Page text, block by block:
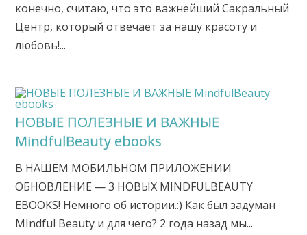
конечно, считаю, что это важнейший Сакральный
Центр, который отвечает за нашу красоту и
любовь!...
НОВЫЕ ПОЛЕЗНЫЕ И ВАЖНЫЕ
MindfulBeauty ebooks
В НАШЕМ МОБИЛЬНОМ ПРИЛОЖЕНИИ
ОБНОВЛЕНИЕ — 3 НОВЫХ MINDFULBEAUTY
EBOOKS! Немного об истории.:) Как был задуман
MIndful Beauty и для чего? 2 года назад мы...